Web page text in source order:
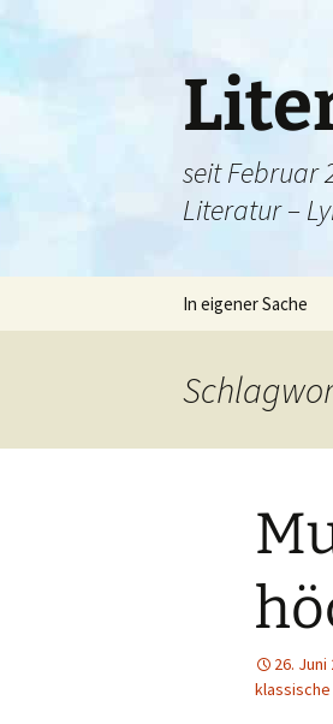
seit Februar
Literatur –
In eigener Sache
ÜBERBLICK und
26. Juni